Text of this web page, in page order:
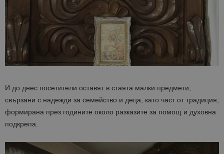
И до днес посетители оставят в стаята малки предмети,
свързани с надежди за семейство и деца, като част от традиция,
формирана през годините около разказите за помощ и духовна
подкрепа.